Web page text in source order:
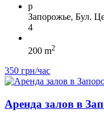
p
Запорожье, Бул.
4
200 m2
350 грн/час
Аренда залов в